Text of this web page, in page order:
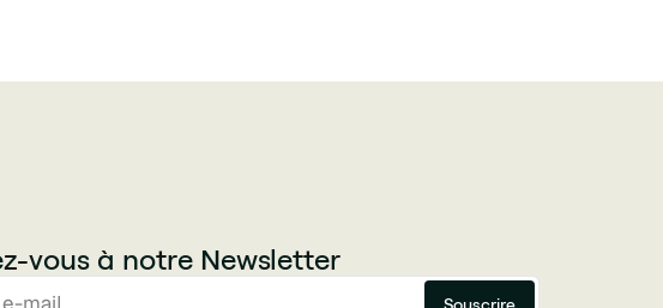
vous à notre Newsletter